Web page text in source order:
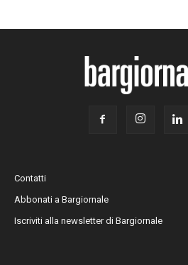
Contatti
Abbonati a Bargiornale
Iscriviti alla newsletter di Bargiornale